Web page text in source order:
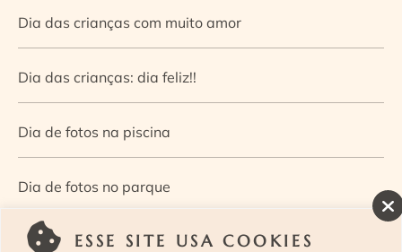
ESSE SITE USA COOKIES
Dia das crianças com muito amor
Dia das crianças: dia feliz!!
Dia de fotos na piscina
Dia de fotos no parque
Dia dos Pais — Guia de ensaios fotográficos